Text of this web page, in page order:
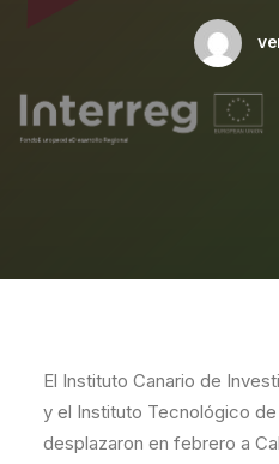
El Instituto Canario de
y el Instituto Tecnológico
desplazaron en febrero a